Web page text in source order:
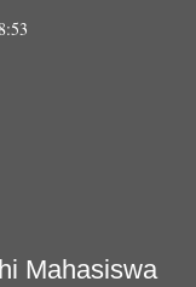
Mahasiswa